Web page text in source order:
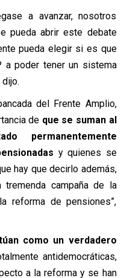
a avanzar, nosotros
pueda abrir este debate
pueda elegir si es que
a poder tener un sistema
del Frente Amplio,
de que se suman al
permanentemente
y quienes se
hay que decirlo además,
campaña de la
reforma de pensiones”,
como un verdadero
antidemocráticas,
a la reforma y se han